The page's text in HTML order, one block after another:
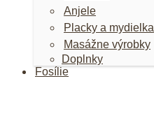
Anjele
Placky a mydielka
Masážne výrobky
Doplnky
Fosílie